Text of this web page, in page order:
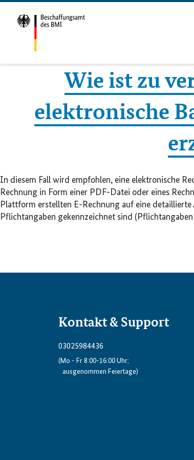
Wie ist zu
elektronische
In diesem Fall wird empfohlen, eine elektronische
Rechnung in Form einer PDF-Datei oder eines
Plattform erstellten E-Rechnung auf eine
Pflichtangaben gekennzeichnet sind
Kontakt & Support
03025984436
(Mo - Fr 8:00-16:00 Uhr;
ausgenommen Feiertage)